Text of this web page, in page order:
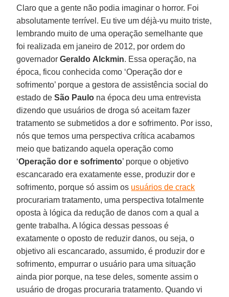
Claro que a gente não podia imaginar o horror. Foi
absolutamente terrível. Eu tive um déjà-vu muito triste,
lembrando muito de uma operação semelhante que
foi realizada em janeiro de 2012, por ordem do
governadorGeraldo Alckmin. Essa operação, na
época, ficou conhecida como ‘Operação dor e
sofrimento’ porque a gestora de assistência social do
estado deSão Paulo na época deu uma entrevista
dizendo que usuários de droga só aceitam fazer
tratamento se submetidos a dor e sofrimento. Por isso,
nós que temos uma perspectiva crítica acabamos
meio que batizando aquela operação como
‘Operação dor e sofrimento’ porque o objetivo
escancarado era exatamente esse, produzir dor e
sofrimento, porque só assim os usuários de crack
procurariam tratamento, uma perspectiva totalmente
oposta à lógica da redução de danos com a qual a
gente trabalha. A lógica dessas pessoas é
exatamente o oposto de reduzir danos, ou seja, o
objetivo ali escancarado, assumido, é produzir dor e
sofrimento, empurrar o usuário para uma situação
ainda pior porque, na tese deles, somente assim o
usuário de drogas procuraria tratamento. Quando vi